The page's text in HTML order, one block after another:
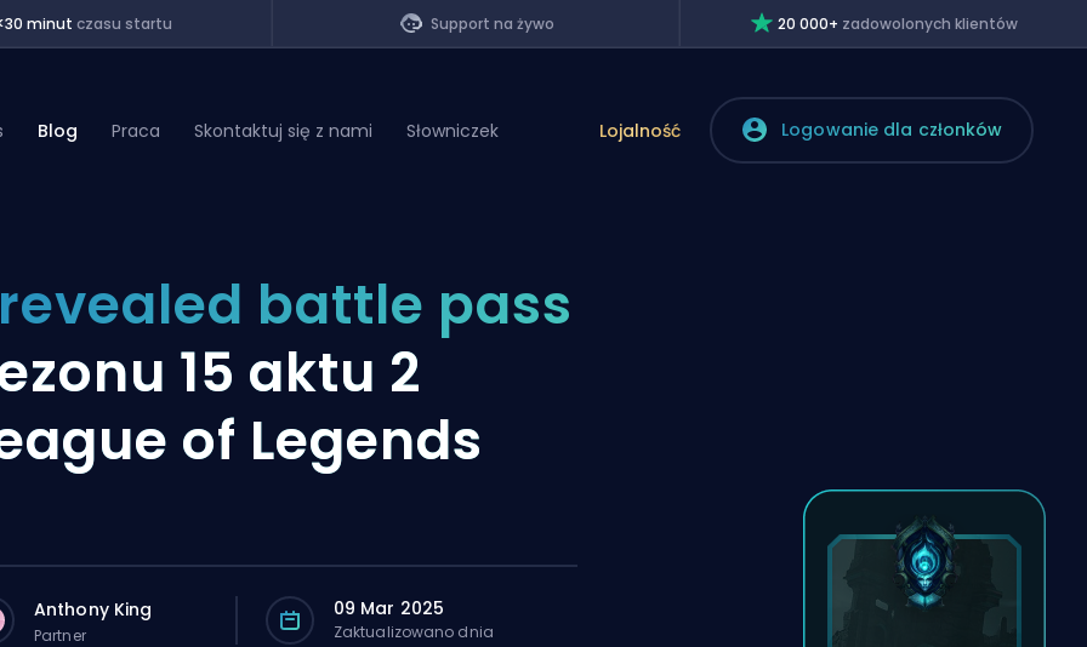
minutczasu startu Support na żywo 20 000+ zadowolonych klientów
Blog Praca Skontaktuj się z nami Słowniczek Lojalność Logowanie dla członków
battle pass
15 aktu 2
of Legends
Anthony King
Partner
09 Mar 2025
Zaktualizowano dnia